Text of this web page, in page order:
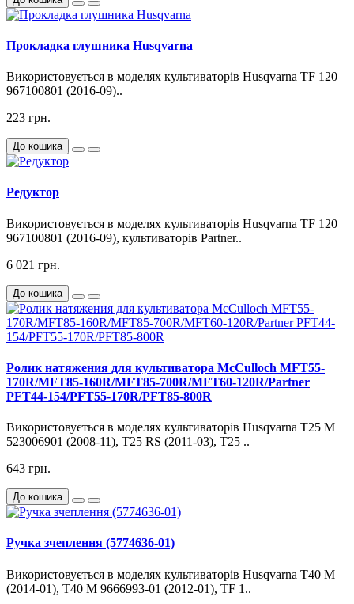
Прокладка глушника Husqvarna
Використовується в моделях культиваторів Husqvarna TF 120
967100801 (2016-09)..
223 грн.
До кошика
Редуктор
Використовується в моделях культиваторів Husqvarna TF 120
967100801 (2016-09), культиваторів Partner..
6 021 грн.
До кошика
Ролик натяжения для культиватора McCulloch MFT55-
170R/MFT85-160R/MFT85-700R/MFT60-120R/Partner
PFT44-154/PFT55-170R/PFT85-800R
Використовується в моделях культиваторів Husqvarna T25 M
523006901 (2008-11), T25 RS (2011-03), T25 ..
643 грн.
До кошика
Ручка зчеплення (5774636-01)
Використовується в моделях культиваторів Husqvarna T40 M
(2014-01), T40 M 9666993-01 (2012-01), TF 1..